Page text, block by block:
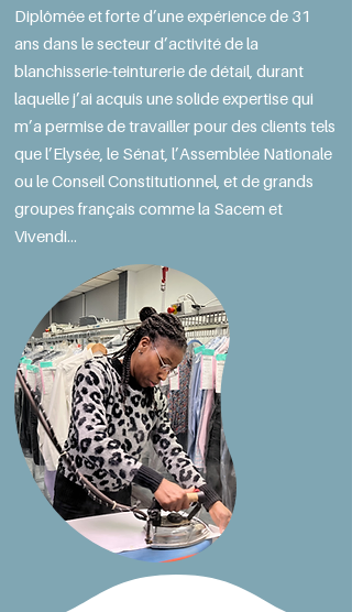
Diplômée et forte d’une expérience de 31
ans dans le secteur d’activité de la
blanchisserie-teinturerie de détail, durant
laquelle j’ai acquis une solide expertise qui
m’a permise de travailler pour des clients tels
que l’Elysée, le Sénat, l’Assemblée Nationale
ou le Conseil Constitutionnel, et de grands
groupes français comme la Sacem et
Vivendi…